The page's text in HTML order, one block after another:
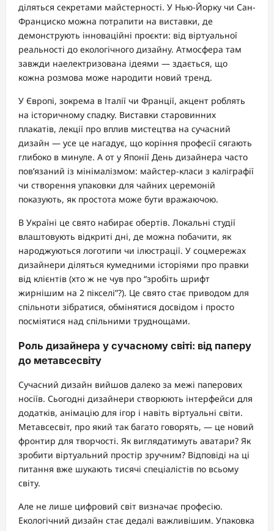
діляться секретами майстерності. У Нью-Йорку чи Сан-
Франциско можна потрапити на виставки, де
демонструють інноваційні проєкти: від віртуальної
реальності до екологічного дизайну. Атмосфера там
завжди наелектризована ідеями — здається, що
кожна розмова може народити новий тренд.
У Європі, зокрема в Італії чи Франції, акцент роблять
на історичному спадку. Виставки старовинних
плакатів, лекції про вплив мистецтва на сучасний
дизайн — усе це нагадує, що коріння професії сягають
глибоко в минуле. А от у Японії День дизайнера часто
пов’язаний із мінімалізмом: майстер-класи з каліграфії
чи створення упаковки для чайних церемоній
показують, як простота може бути вражаючою.
В Україні це свято набирає обертів. Локальні студії
влаштовують відкриті дні, де можна побачити, як
народжуються логотипи чи ілюстрації. У соцмережах
дизайнери діляться кумедними історіями про правки
від клієнтів (хто ж не чув про “зробіть шрифт
жирнішим на 2 пікселі”?). Це свято стає приводом для
спільноти зібратися, обмінятися досвідом і просто
посміятися над спільними труднощами.
Роль дизайнера у сучасному світі: від паперу
до метавсесвіту
Сучасний дизайн вийшов далеко за межі паперових
носіїв. Сьогодні дизайнери створюють інтерфейси для
додатків, анімацію для ігор і навіть віртуальні світи.
Метавсесвіт, про який так багато говорять, — це новий
фронтир для творчості. Як виглядатимуть аватари? Як
зробити віртуальний простір зручним? Відповіді на ці
питання вже шукають тисячі спеціалістів по всьому
світу.
Але не лише цифровий світ визначає професію.
Екологічний дизайн стає дедалі важливішим. Упаковка